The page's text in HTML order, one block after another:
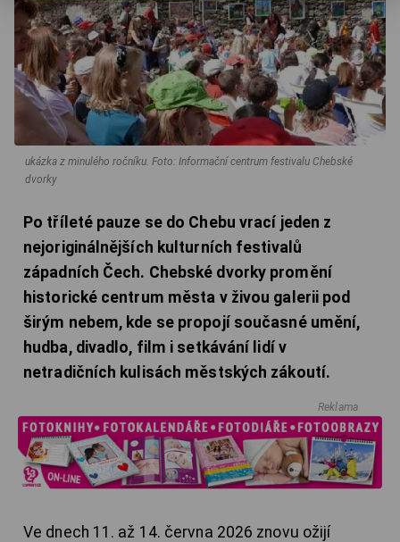
ukázka z minulého ročníku. Foto: Informační centrum festivalu Chebské
dvorky
Po tříleté pauze se do Chebu vrací jeden z
nejoriginálnějších kulturních festivalů
západních Čech. Chebské dvorky promění
historické centrum města v živou galerii pod
širým nebem, kde se propojí současné umění,
hudba, divadlo, film i setkávání lidí v
netradičních kulisách městských zákoutí.
Reklama
Ve dnech 11. až 14. června 2026 znovu ožijí